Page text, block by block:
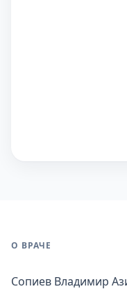
О ВРАЧЕ
Сопиев Владимир